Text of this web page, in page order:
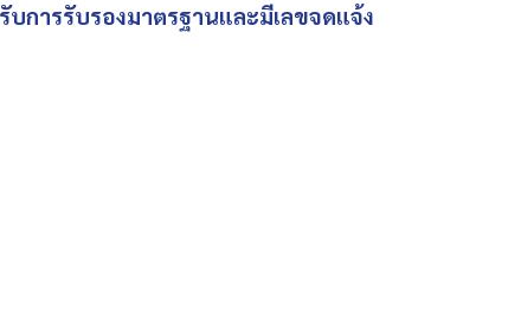
การรับรองมาตรฐานและมีเลขจดแจ้ง